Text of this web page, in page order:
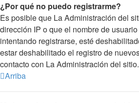
¿Por qué no puedo registrarme?
Es posible que La Administración del
dirección IP o que el nombre de
intentando registrarse, esté
estar deshabilitado el registro de
contacto con La Administración del sitio.
Arriba